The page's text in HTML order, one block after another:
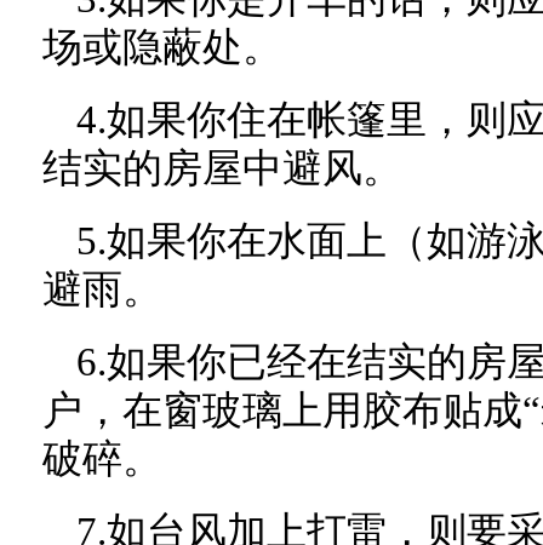
场或隐蔽处。
4.如果你住在帐篷里，则
结实的房屋中避风。
5.如果你在水面上（如游
避雨。
6.如果你已经在结实的房
户，在窗玻璃上用胶布贴成
破碎。
7.如台风加上打雷，则要